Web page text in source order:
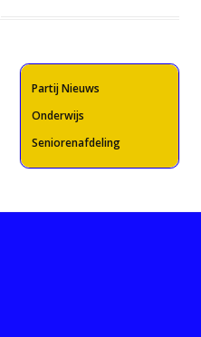
Partij Nieuws
Onderwijs
Seniorenafdeling